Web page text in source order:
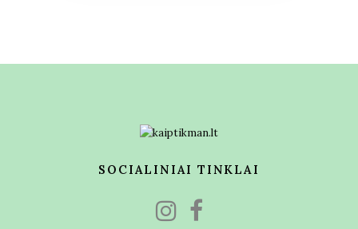
SOCIALINIAI TINKLAI